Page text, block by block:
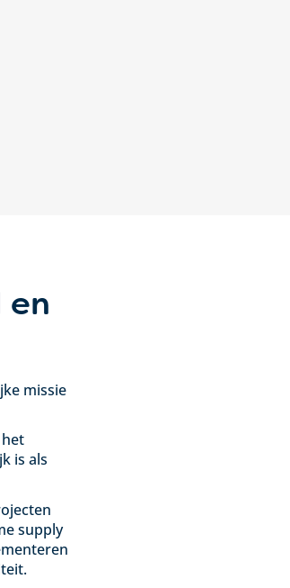
missie
is als
supply